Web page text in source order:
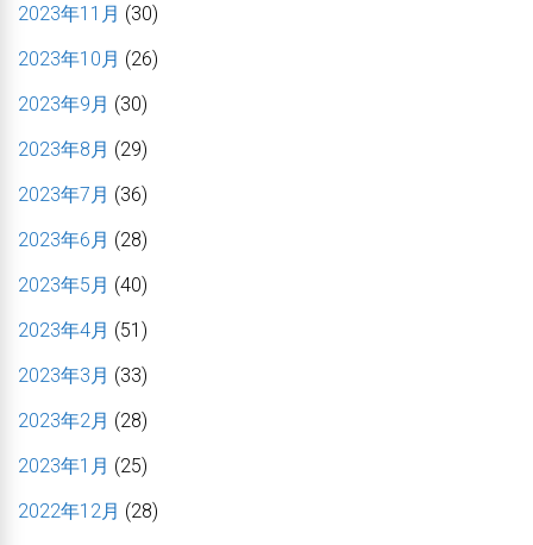
2023年11月 (30)
2023年10月 (26)
2023年9月 (30)
2023年8月 (29)
2023年7月 (36)
2023年6月 (28)
2023年5月 (40)
2023年4月 (51)
2023年3月 (33)
2023年2月 (28)
2023年1月 (25)
2022年12月 (28)